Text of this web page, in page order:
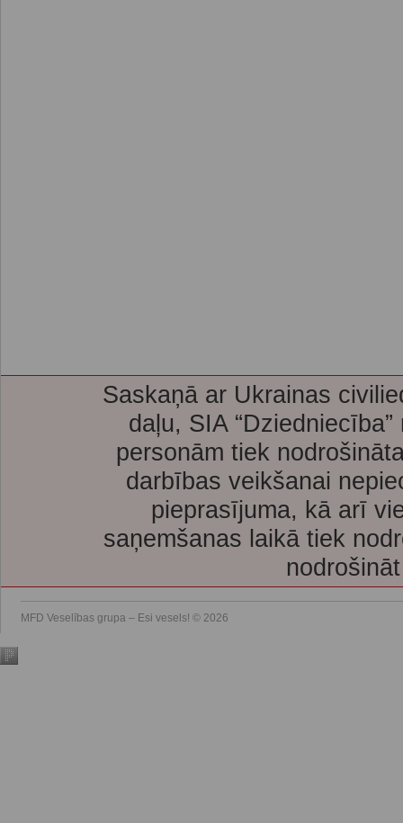
Saskaņā ar Ukrainas
daļu, SIA
personām tiek
darbības veikšanai
pieprasījuma, kā arī
saņemšanas laikā tiek
MFD Veselības grupa – Esi vesels! © 2026